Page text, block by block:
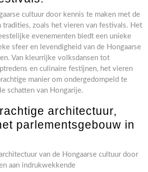
cultuur door kennis te maken met de
tradities, zoals het vieren van festivals. Het
evenementen biedt een unieke
sfeer en levendigheid van de Hongaarse
Van kleurrijke volksdansen tot
en culinaire festijnen, het vieren
manier om ondergedompeld te
schatten van Hongarije.
architectuur,
parlementsgebouw in
van de Hongaarse cultuur door
aan indrukwekkende